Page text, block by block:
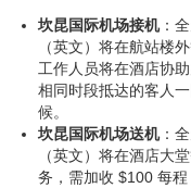
坎昆国际机场接机：
（英文）将在航站楼
工作人员将在酒店协
相同时段抵达的客人
候。
坎昆国际机场送机：
（英文）将在酒店大
务，需加收 $100 每程